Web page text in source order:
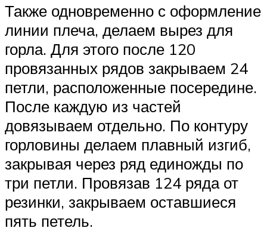
Также одновременно с оформление
линии плеча, делаем вырез для
горла. Для этого после 120
провязанных рядов закрываем 24
петли, расположенные посередине.
После каждую из частей
довязываем отдельно. По контуру
горловины делаем плавный изгиб,
закрывая через ряд единожды по
три петли. Провязав 124 ряда от
резинки, закрываем оставшиеся
пять петель.